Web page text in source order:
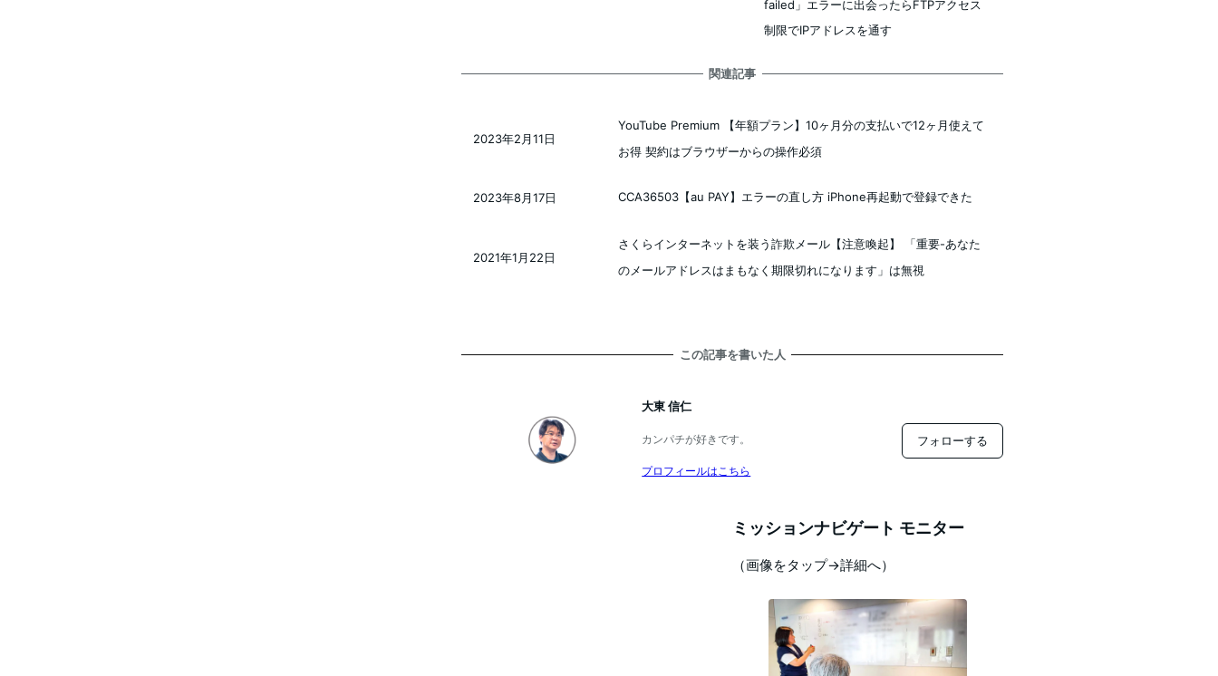
failed」エラーに出会ったらFTPアクセス
制限でIPアドレスを通す
関連記事
YouTube Premium 【年額プラン】10ヶ月分の支払いで12ヶ月使えて
お得 契約はブラウザーからの操作必須
2023年2月11日
CCA36503【au PAY】エラーの直し方 iPhone再起動で登録できた
2023年8月17日
さくらインターネットを装う詐欺メール【注意喚起】 「重要-あなた
のメールアドレスはまもなく期限切れになります」は無視
2021年1月22日
この記事を書いた人
大東 信仁
カンパチが好きです。
プロフィールはこちら
フォローする
ミッションナビゲート モニター
（画像をタップ→詳細へ）